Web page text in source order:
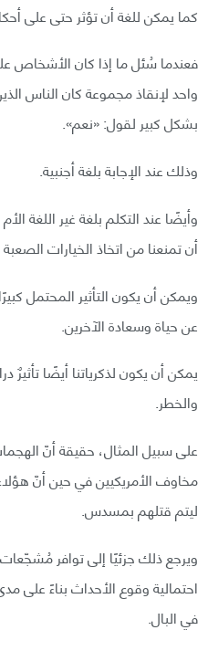
كما يمكن للغة أن تؤثر حتى على
فعندما سُئل ما إذا كان الأشخاص
واحد لإنقاذ مجموعة كان الناس
بشكل كبير لقول: «نعم».
وذلك عند الإجابة بلغة أجنبية.
وأيضًا عند التكلم بلغة غير اللغة
أن تمنعنا من اتخاذ الخيارات
ويمكن أن يكون التأثير المحتمل
عن حياة وسعادة الآخرين.
يمكن أن يكون لذكرياتنا أيضًا تأثيرٌ
والخطر.
على سبيل المثال، حقيقة أنّ
مخاوف الأمريكيين في حين أنّ
ليتم قتلهم بمسدس.
ويرجع ذلك جزئيًا إلى توافر
احتمالية وقوع الأحداث بناءً على
في البال.